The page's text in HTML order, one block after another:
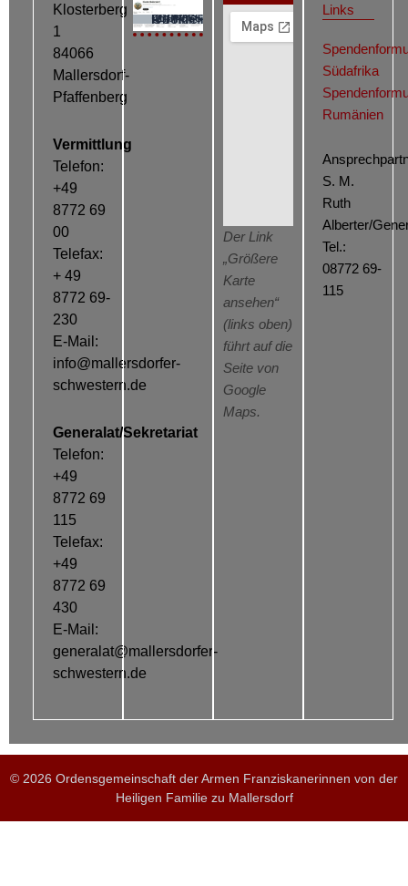
Klosterberg
1
84066
Mallersdorf-
Pfaffenberg
Vermittlung
Telefon:
+49
8772 69
00
Telefax:
+ 49
8772 69-
230
E-Mail:
info@mallersdorfer-
schwestern.de
Generalat/Sekretariat
Telefon:
+49
8772 69
115
Telefax:
+49
8772 69
430
E-Mail:
generalat@mallersdorfer-
schwestern.de
Datenschutz
Impressum
Cookie-Richtlinie (EU)
Der Link
„Größere
Karte
ansehen“
(links oben)
führt auf die
Seite von
Google
Maps.
Links
Südafrika
Rumänien
S. M.
Ruth
Alberter/
Tel.:
08772 69-
115
© 2026 Ordensgemeinschaft der Armen Franziskanerinnen von der
Heiligen Familie zu Mallersdorf